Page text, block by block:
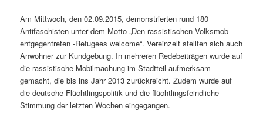
Am Mittwoch, den 02.09.2015, demonstrierten rund 180
Antifaschisten unter dem Motto „Den rassistischen Volksmob
entgegentreten -Refugees welcome“. Vereinzelt stellten sich auch
Anwohner zur Kundgebung. In mehreren Redebeiträgen wurde auf
die rassistische Mobilmachung im Stadtteil aufmerksam
gemacht, die bis ins Jahr 2013 zurückreicht. Zudem wurde auf
die deutsche Flüchtlingspolitik und die flüchtlingsfeindliche
Stimmung der letzten Wochen eingegangen.